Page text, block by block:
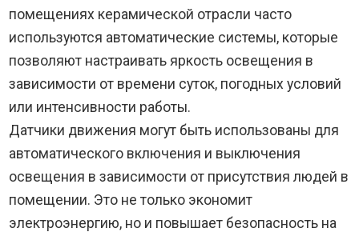
помещениях керамической отрасли часто
используются автоматические системы, которые
позволяют настраивать яркость освещения в
зависимости от времени суток, погодных условий
или интенсивности работы.
Датчики движения могут быть использованы для
автоматического включения и выключения
освещения в зависимости от присутствия людей в
помещении. Это не только экономит
электроэнергию, но и повышает безопасность на